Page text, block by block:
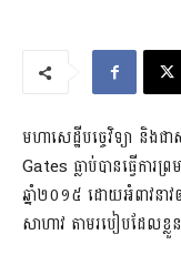
មហាសេដ្ឋីបច្ចេវិទ្យា
Gates ធ្លាប់បានធ្វើកា
ឆ្នាំ២០១៥ ដោយអំពាវនា
សាហាវ តាមរបៀបដែលខ្លួ